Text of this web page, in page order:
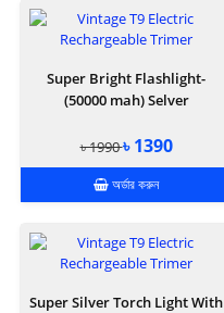
Super Bright Flashlight-
(50000 mah) Selver
৳ 1990৳ 1390
অর্ডার করুন
Super Silver Torch Light With